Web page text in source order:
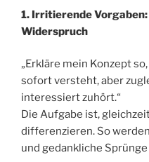
1. Irritierende
Widerspruch
„Erkläre mein Konzept
sofort versteht, aber
interessiert zuhört.“
Die Aufgabe ist,
differenzieren. So
und gedankliche